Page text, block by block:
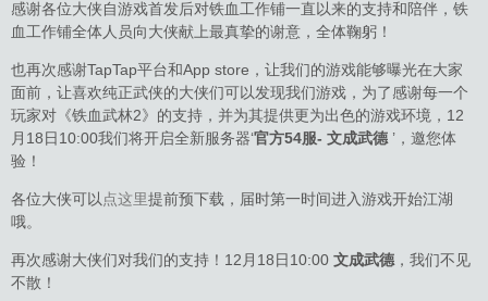
感谢各位大侠自游戏首发后对铁血工作铺一直以来的支持和陪伴，铁
血工作铺全体人员向大侠献上最真挚的谢意，全体鞠躬！
也再次感谢TapTap平台和App store，让我们的游戏能够曝光在大家
面前，让喜欢纯正武侠的大侠们可以发现我们游戏，为了感谢每一个
玩家对《铁血武林2》的支持，并为其提供更为出色的游戏环境，12
月18日10:00我们将开启全新服务器‘官方54服- 文成武德 ’，邀您体
验！
各位大侠可以 点这里提前预下载，届时第一时间进入游戏开始江湖
哦。
再次感谢大侠们对我们的支持！12月18日10:00 文成武德 ，我们不见
不散！